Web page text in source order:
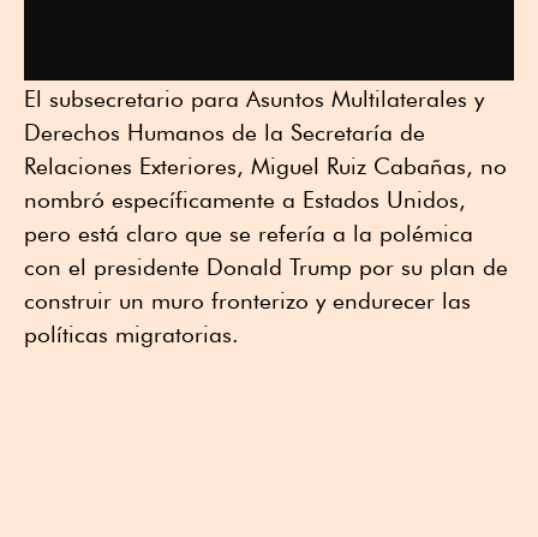
El subsecretario para Asuntos Multilaterales y
Derechos Humanos de la Secretaría de
Relaciones Exteriores, Miguel Ruiz Cabañas, no
nombró específicamente a Estados Unidos,
pero está claro que se refería a la polémica
con el presidente Donald Trump por su plan de
construir un muro fronterizo y endurecer las
políticas migratorias.